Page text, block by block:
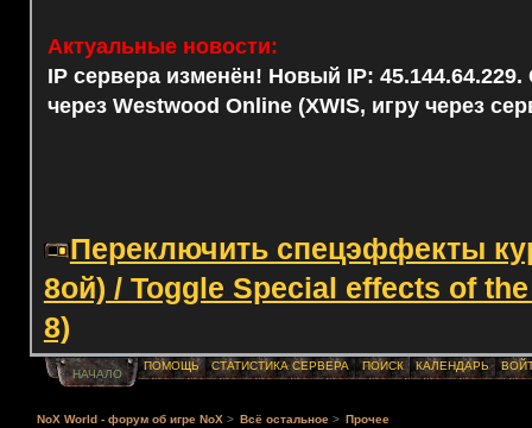
Актуальные новости:
IP сервера изменён! Новый IP: 45.144.64.229.
через Westwood Online (XWIS, игру через
Переключить спецэффекты
8ой) / Toggle Special effects of
8)
НАЧАЛО
ПОМОЩЬ СТАТИСТИКА СЕРВЕРА ПОИСК КАЛЕНДАРЬ
NoX World - форум об игре NoX > Всё остальное > Прочее